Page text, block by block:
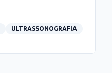
ULTRASSONOGRAFIA